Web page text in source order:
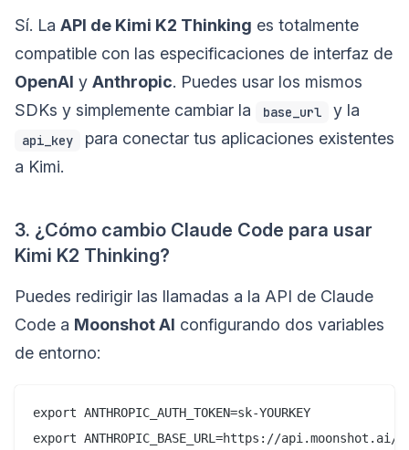
Sí. La API de Kimi K2 Thinking es totalmente
compatible con las especificaciones de interfaz de
OpenAI y Anthropic. Puedes usar los mismos
SDKs y simplemente cambiar la
base_url y la
api_key
para conectar tus aplicaciones existentes
a Kimi.
3. ¿Cómo cambio Claude Code para usar
Kimi K2 Thinking?
Puedes redirigir las llamadas a la API de Claude
Code a Moonshot AI configurando dos variables
de entorno:
export ANTHROPIC_AUTH_TOKEN=sk-YOURKEY